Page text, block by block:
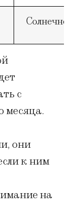
Солнечно
с
месяца.
они
к ним
на